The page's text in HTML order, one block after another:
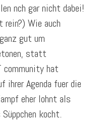
nch gar nicht dabei!
rein?) Wie auch
gut um
statt
community hat
ihrer Agenda fuer die
eher lohnt als
kocht.